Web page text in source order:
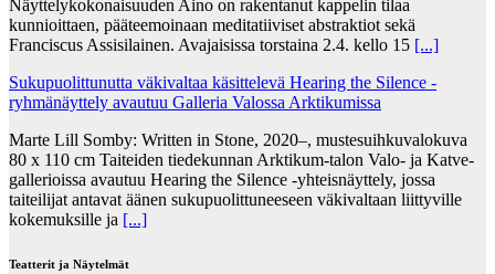
Näyttelykokonaisuuden Aino on rakentanut kappelin tilaa
kunnioittaen, pääteemoinaan meditatiiviset abstraktiot sekä
Franciscus Assisilainen. Avajaisissa torstaina 2.4. kello 15 [...]
Sukupuolittunutta väkivaltaa käsittelevä Hearing the Silence -
ryhmänäyttely avautuu Galleria Valossa Arktikumissa
Marte Lill Somby: Written in Stone, 2020–, mustesuihkuvalokuva
80 x 110 cm Taiteiden tiedekunnan Arktikum-talon Valo- ja Katve-
gallerioissa avautuu Hearing the Silence -yhteisnäyttely, jossa
taiteilijat antavat äänen sukupuolittuneeseen väkivaltaan liittyville
kokemuksille ja [...]
Teatterit ja Näytelmät